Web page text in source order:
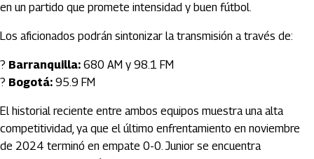
en un partido que promete intensidad y buen fútbol.
Los aficionados podrán sintonizar la transmisión a través de:
? Barranquilla: 680 AM y 98.1 FM
? Bogotá: 95.9 FM
El historial reciente entre ambos equipos muestra una alta
competitividad, ya que el último enfrentamiento en noviembre
de 2024 terminó en empate 0-0. Junior se encuentra